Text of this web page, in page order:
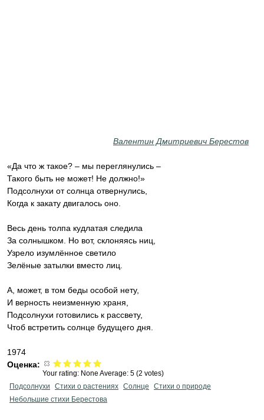
Валентин Дмитриевич Берестов
«Да что ж такое? – мы переглянулись –
Такого быть не может! Не должно!»
Подсолнухи от солнца отвернулись,
Когда к закату двигалось оно.
Весь день толпа кудлатая следила
За солнышком. Но вот, склоняясь ниц,
Узрело изумлённое светило
Зелёные затылки вместо лиц.
А, может, в том беды особой нету,
И верность неизменную храня,
Подсолнухи готовились к рассвету,
Чтоб встретить солнце будущего дня.
1974
Оценка:
Your rating: None Average: 5 (2 votes)
Подсолнухи
Стихи о растениях Солнце
Стихи о природе
Небольшие стихи Берестова